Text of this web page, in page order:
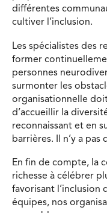
différentes
cultiver l’inclusion.
Les spécialistes des
former
personnes
surmonter les
organisationnelle
d’accueillir la
reconnaissant et en
barrières. Il n’y a
En fin de compte, la
richesse à célébrer
favorisant l’inclusion
équipes, nos